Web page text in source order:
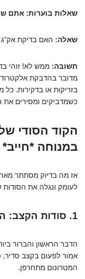
שאלות בוערות: אתם
שאלה: האם בדיקת
תשובה: ממש לא! זוהי
מדובר בהדבקת
בזריקות או בדקירות. כל
כשמדביקים ומסירים
במנוחה
אז מה בדיוק מסתתר
לעומק ונגלה את הסודות
1. סודות הקצב: האם הלב שלכם מנגן בול?
הדבר הראשון והברור
אמור לפעום בקצב סדיר,
המטרונום מתחרפן.